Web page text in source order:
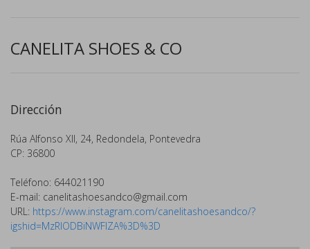
CANELITA SHOES & CO
Dirección
Rúa Alfonso XII, 24, Redondela, Pontevedra
CP: 36800
Teléfono: 644021190
E-mail: canelitashoesandco@gmail.com
URL: https://www.instagram.com/canelitashoesandco/?
igshid=MzRlODBiNWFlZA%3D%3D